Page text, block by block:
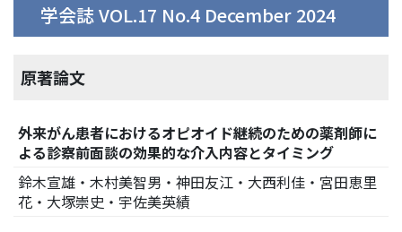
学会誌 VOL.17 No.4 December 2024
原著論文
外来がん患者におけるオピオイド継続のための薬剤師に
よる診察前面談の効果的な介入内容とタイミング
鈴木宣雄・木村美智男・神田友江・大西利佳・宮田恵里
花・大塚崇史・宇佐美英績